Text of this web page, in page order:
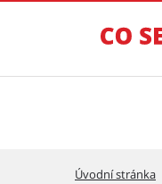
Úvodní stránka